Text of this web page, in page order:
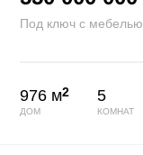
Под ключ с мебелью
976 м2
ДОМ
5
КОМНАТ